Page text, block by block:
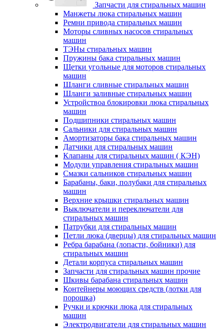
Запчасти для стиральных машин
Манжеты люка стиральных машин
Ремни привода стиральных машин
Моторы сливных насосов стиральных
машин
ТЭНы стиральных машин
Пружины бака стиральных машин
Щетки угольные для моторов стиральных
машин
Шланги сливные стиральных машин
Шланги заливные стиральных машин
Устройствоа блокировки люка стиральных
машин
Подшипники стиральных машин
Сальники для стиральных машин
Амортизаторы бака стиральных машин
Датчики для стиральных машин
Клапаны для стиральных машин ( КЭН)
Модули управления стиральных машин
Смазки сальников стиральных машин
Барабаны, баки, полубаки для стиральных
машин
Верхние крышки стиральных машин
Выключатели и переключатели для
стиральных машин
Патрубки для стиральных машин
Петли люка (дверцы) для стиральных машин
Ребра барабана (лопасти, бойники) для
стиральных машин
Детали корпуса стиральных машин
Запчасти для стиральных машин прочие
Шкивы барабана стиральных машин
Контейнеры моющих средств (лотки для
порошка)
Ручки и крючки люка для стиральных
машин
Электродвигатели для стиральных машин